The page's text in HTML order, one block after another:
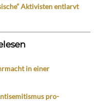
Aktivisten entlarvt
in einer
pro-